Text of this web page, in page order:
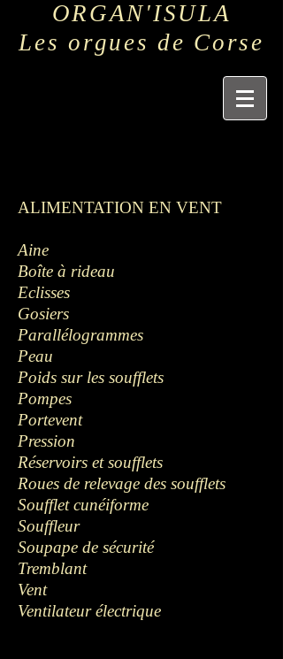
ORGAN'ISULA
Les orgues de Corse
ALIMENTATION EN VENT
Aine
Boîte à rideau
Eclisses
Gosiers
Parallélogrammes
Peau
Poids sur les soufflets
Pompes
Portevent
Pression
Réservoirs et soufflets
Roues de relevage des soufflets
Soufflet cunéiforme
Souffleur
Soupape de sécurité
Tremblant
Vent
Ventilateur électrique